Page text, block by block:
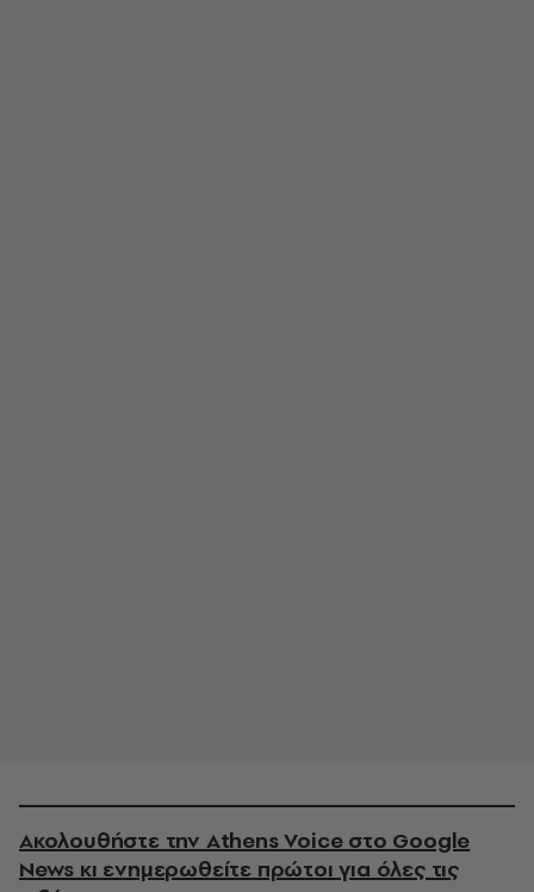
Ακολουθήστε την Athens Voice στο Google
News κι ενημερωθείτε πρώτοι για όλες τις